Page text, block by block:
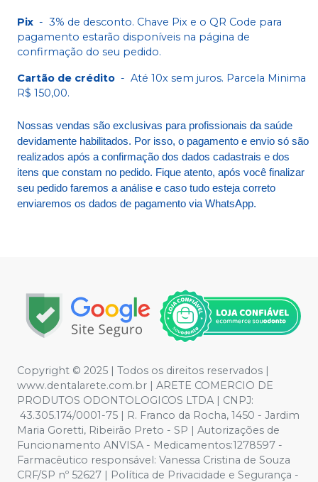
Pix - 3% de desconto. Chave Pix e o QR Code para
pagamento estarão disponíveis na página de
confirmação do seu pedido.
Cartão de crédito - Até 10x sem juros. Parcela Minima
R$ 150,00.
Nossas vendas são exclusivas para profissionais da saúde
devidamente habilitados. Por isso, o pagamento e envio só são
realizados após a confirmação dos dados cadastrais e dos
itens que constam no pedido. Fique atento, após você finalizar
seu pedido faremos a análise e caso tudo esteja correto
enviaremos os dados de pagamento via WhatsApp.
Copyright © 2025 | Todos os direitos reservados |
www.dentalarete.com.br | ARETE COMERCIO DE
PRODUTOS ODONTOLOGICOS LTDA | CNPJ:
43.305.174/0001-75 | R. Franco da Rocha, 1450 - Jardim
Maria Goretti, Ribeirão Preto - SP | Autorizações de
Funcionamento ANVISA - Medicamentos:1278597 -
Farmacêutico responsável: Vanessa Cristina de Souza
CRF/SP nº 52627 | Política de Privacidade e Segurança -